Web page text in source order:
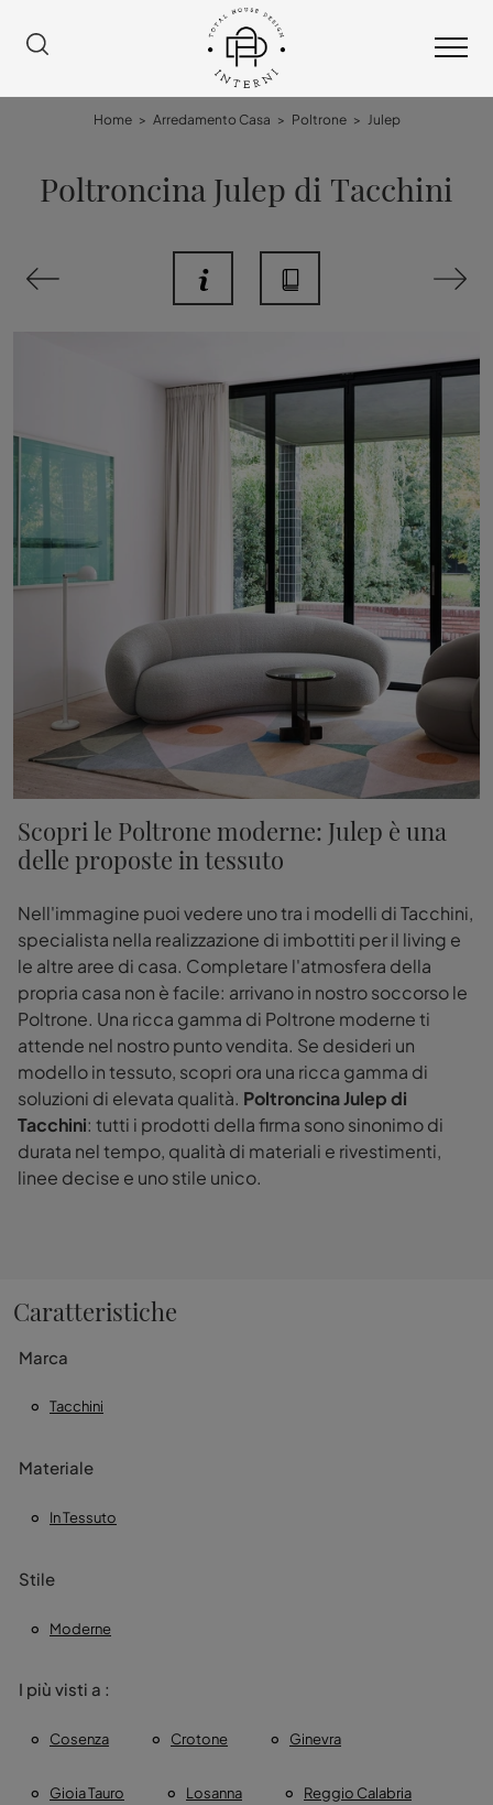
Home > Arredamento Casa > Poltrone > Julep
Poltroncina Julep di Tacchini
Scopri le Poltrone moderne: Julep è una
delle proposte in tessuto
Nell'immagine puoi vedere uno tra i modelli di Tacchini,
specialista nella realizzazione di imbottiti per il living e
le altre aree di casa. Completare l'atmosfera della
propria casa non è facile: arrivano in nostro soccorso le
Poltrone. Una ricca gamma di Poltrone moderne ti
attende nel nostro punto vendita. Se desideri un
modello in tessuto, scopri ora una ricca gamma di
soluzioni di elevata qualità. Poltroncina Julep di
Tacchini: tutti i prodotti della firma sono sinonimo di
durata nel tempo, qualità di materiali e rivestimenti,
linee decise e uno stile unico.
Caratteristiche
Marca
Tacchini
Materiale
In Tessuto
Stile
Moderne
I più visti a :
Cosenza Crotone Ginevra
Gioia Tauro Losanna Reggio Calabria